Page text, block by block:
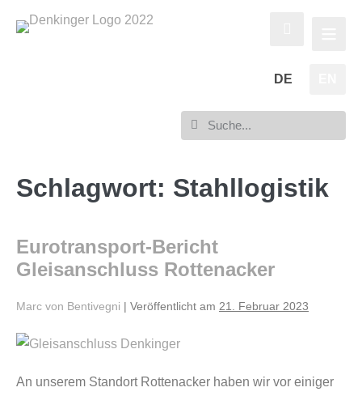
DE
Schlagwort: Stahllogistik
Eurotransport-Bericht
Gleisanschluss Rottenacker
Marc von Bentivegni | Veröffentlicht am 21. Februar 2023
An unserem Standort Rottenacker haben wir vor einiger